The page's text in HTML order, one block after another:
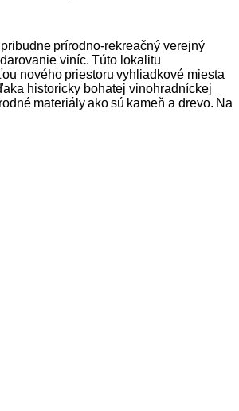
prírodno-rekreačný verejný
viníc. Túto lokalitu
nového priestoru vyhliadkové miesta
historicky bohatej vinohradníckej
materiály ako sú kameň a drevo. Na